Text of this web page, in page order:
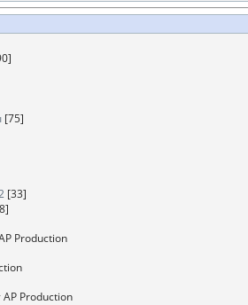
[75]
[33]
Production
Production